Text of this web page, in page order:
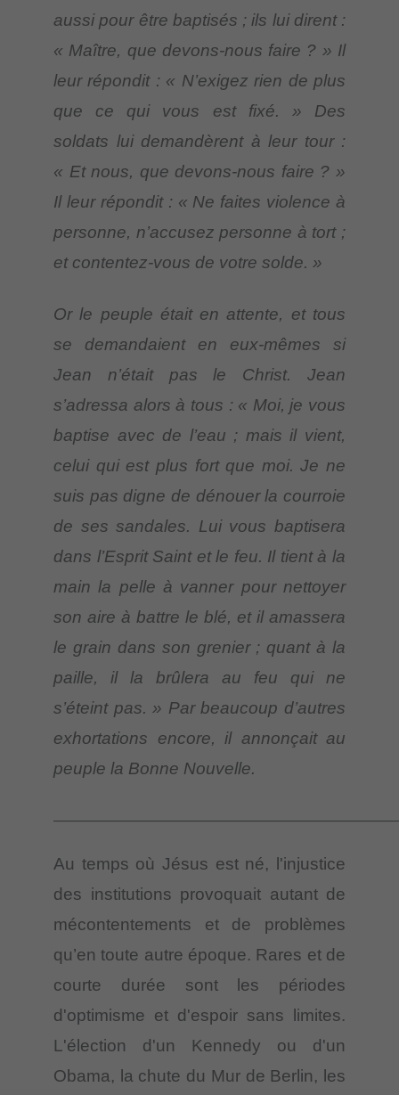
aussi pour être baptisés ; ils lui dirent :
« Maître, que devons-nous faire ? » Il
leur répondit : « N’exigez rien de plus
que ce qui vous est fixé. » Des
soldats lui demandèrent à leur tour :
« Et nous, que devons-nous faire ? »
Il leur répondit : « Ne faites violence à
personne, n’accusez personne à tort ;
et contentez-vous de votre solde. »
Or le peuple était en attente, et tous
se demandaient en eux-mêmes si
Jean n’était pas le Christ. Jean
s’adressa alors à tous : « Moi, je vous
baptise avec de l’eau ; mais il vient,
celui qui est plus fort que moi. Je ne
suis pas digne de dénouer la courroie
de ses sandales. Lui vous baptisera
dans l’Esprit Saint et le feu. Il tient à la
main la pelle à vanner pour nettoyer
son aire à battre le blé, et il amassera
le grain dans son grenier ; quant à la
paille, il la brûlera au feu qui ne
s’éteint pas. » Par beaucoup d’autres
exhortations encore, il annonçait au
peuple la Bonne Nouvelle.
Au temps où Jésus est né, l'injustice
des institutions provoquait autant de
mécontentements et de problèmes
qu’en toute autre époque. Rares et de
courte durée sont les périodes
d'optimisme et d'espoir sans limites.
L'élection d'un Kennedy ou d'un
Obama, la chute du Mur de Berlin, les